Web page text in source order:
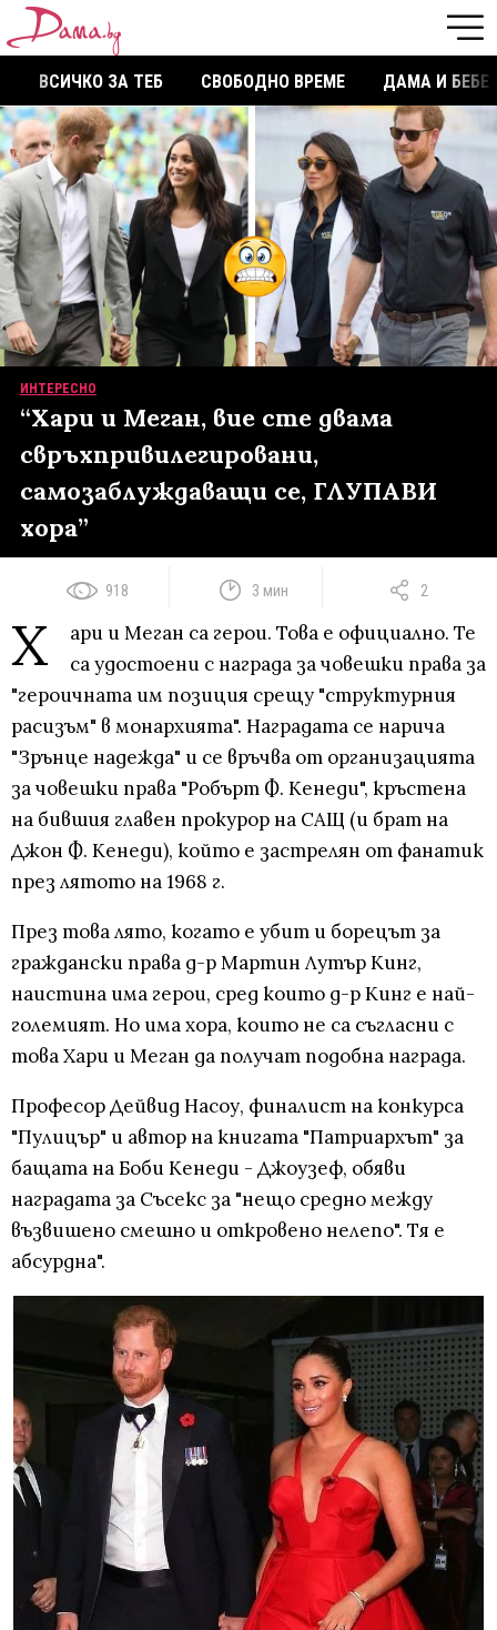
ВСИЧКО ЗА ТЕБ СВОБОДНО ВРЕМЕ ДАМА И БЕБЕ
ИНТЕРЕСНО
“Хари и Меган, вие сте двама
свръхпривилегировани,
самозаблуждаващи се, ГЛУПАВИ
хора”
918 3 мин 2
Х
ари и Меган са герои. Това е официално. Те
са удостоени с награда за човешки права за
"героичната им позиция срещу "структурния
расизъм" в монархията". Наградата се нарича
"Зрънце надежда" и се връчва от организацията
за човешки права "Робърт Ф. Кенеди", кръстена
на бившия главен прокурор на САЩ (и брат на
Джон Ф. Кенеди), който е застрелян от фанатик
през лятото на 1968 г.
През това лято, когато е убит и борецът за
граждански права д-р Мартин Лутър Кинг,
наистина има герои, сред които д-р Кинг е най-
големият. Но има хора, които не са съгласни с
това Хари и Меган да получат подобна награда.
Професор Дейвид Насоу, финалист на конкурса
"Пулицър" и автор на книгата "Патриархът" за
бащата на Боби Кенеди - Джоузеф, обяви
наградата за Съсекс за "нещо средно между
възвишено смешно и откровено нелепо". Тя е
абсурдна".